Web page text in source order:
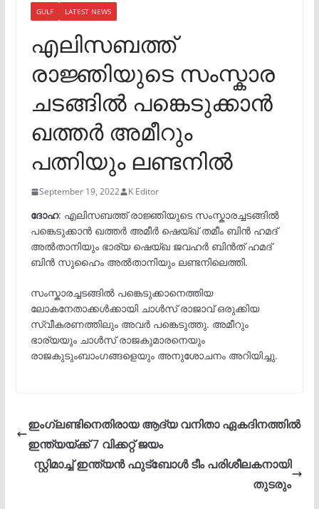
GULF LATEST NEWS
എലിസബത്ത്
രാജ്ഞിയുടെ സംസ്കാര
ചടങ്ങിൽ പങ്കെടുക്കാൻ
ഖത്തർ അമീറും
പത്നിയും ലണ്ടനിൽ
September 19, 2022 K Editor
ദോഹ: എലിസബത്ത് രാജ്ഞിയുടെ സംസ്കാരച്ചടങ്ങിൽ
പങ്കെടുക്കാൻ ഖത്തർ അമീർ ഷെയ്ഖ് തമീം ബിൻ ഹമദ്
അൽതാനിയും ഭാര്യ ഷെയ്ഖ ജവഹർ ബിൻത് ഹമദ്
ബിൻ സുഹൈം അൽതാനിയും ലണ്ടനിലെത്തി.
സംസ്കാരച്ചടങ്ങിൽ പങ്കെടുക്കാനെത്തിയ
ലോകനേതാക്കൾക്കായി ചാൾസ് രാജാവ് ഒരുക്കിയ
സ്വീകരണത്തിലും അവർ പങ്കെടുത്തു. അമീറും
ഭാര്യയും ചാൾസ് രാജകുമാരനെയും
രാജകുടുംബാംഗങ്ങളെയും അനുശോചനം അറിയിച്ചു.
ഇംഗ്ലണ്ടിനെതിരായ ആദ്യ വനിതാ ഏകദിനത്തിൽ
ഇന്ത്യയ്ക്ക് 7 വിക്കറ്റ് ജയം
സ്റ്റിമാച്ച് ഇന്ത്യൻ ഫുട്ബോൾ ടീം പരിശീലകനായി
തുടരും